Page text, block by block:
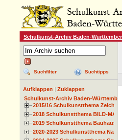
Schulkunst-Archiv Baden-
Suchfilter Suchtipps
Aufklappen
Zuklappen
Schulkunst-Archiv Baden-
2015/16 Schulkunstthema Zeichnen
2018 Schulkunstthema BILD-
2019 Schulkunstthema Bauhaus
2020-2023 Schulkunstthema Natur